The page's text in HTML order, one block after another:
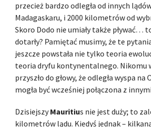
przecież bardzo odległa od innych
Madagaskaru, i 2000 kilometrów od
Skoro Dodo nie umiały także pływać…
dotarły? Pamiętać musimy, że te
jeszcze powstała nie tylko teoria
teoria dryfu kontynentalnego. Nikomu
przyszło do głowy, że odległa wyspa
mogła być wcześniej połączona z
DzisiejszyMauritius nie jest duży; to
kilometrów lądu. Kiedyś jednak –